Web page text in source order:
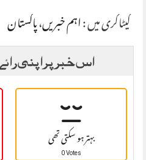
کیٹاگری میں :اہم خبریں،پاکستان
اس خبر پر اپنی
بہتر ہو سکتی تھی
0 Votes